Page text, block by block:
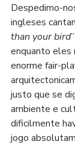
Despedimo-
ingleses
than your bird
enquanto eles
enorme fair-
justo que se
ambiente e
dificilmente
jogo